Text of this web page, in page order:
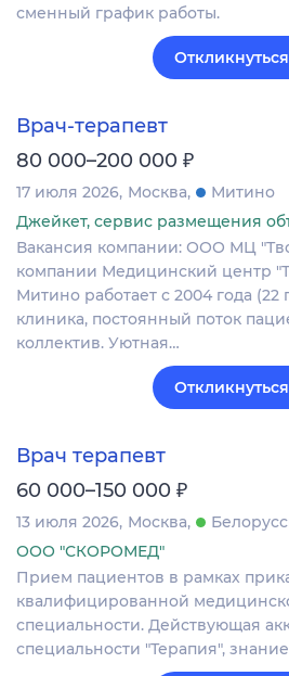
сменный график работы.
Откликнуться
Врач-терапевт
80 000–200 000 ₽
17 июля 2026 Москва
Митино
Джейкет, сервис размещения
Вакансия компании: ООО МЦ
компании Медицинский центр
Митино работает с 2004 года
клиника, постоянный поток
коллектив. Уютная…
Откликнуться
Врач терапевт
60 000–150 000 ₽
13 июля 2026 Москва
ООО "СКОРОМЕД"
Прием пациентов в рамках
квалифицированной
специальности. Действующая
специальности "Терапия", знание